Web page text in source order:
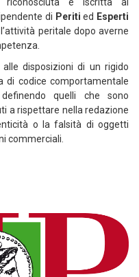
di Peritied Esperti
peritale dopo averne
disposizioni di un rigido
di codice comportamentale
quelli che sono
a rispettare nella redazione
o la falsità di oggetti
commerciali.